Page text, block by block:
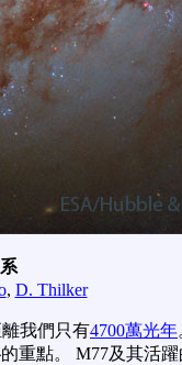
, D. Thilker
我們只有4700萬光年
重點。 M77及其活